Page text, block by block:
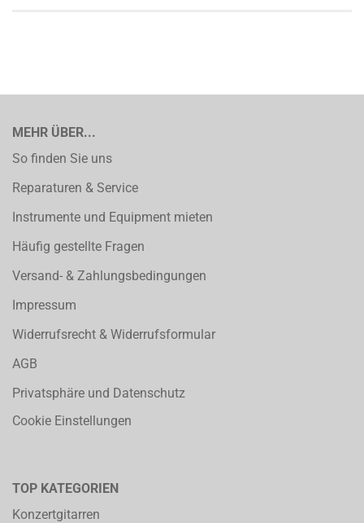
MEHR ÜBER...
So finden Sie uns
Reparaturen & Service
Instrumente und Equipment mieten
Häufig gestellte Fragen
Versand- & Zahlungsbedingungen
Impressum
Widerrufsrecht & Widerrufsformular
AGB
Privatsphäre und Datenschutz
Cookie Einstellungen
TOP KATEGORIEN
Konzertgitarren